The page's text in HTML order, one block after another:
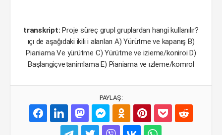
transkript:Proje süreç grupl gruplardan hangi kullanılır?
ıçı de aşağıdaki ikili i alanları A) Yürütme ve kapanış B)
Pianiama Ve yürütme C) Yürütme ve izieme/koniroi D)
Başlangiçvetanimlama E) Pianiama ve ızleme/komrol
PAYLAŞ: